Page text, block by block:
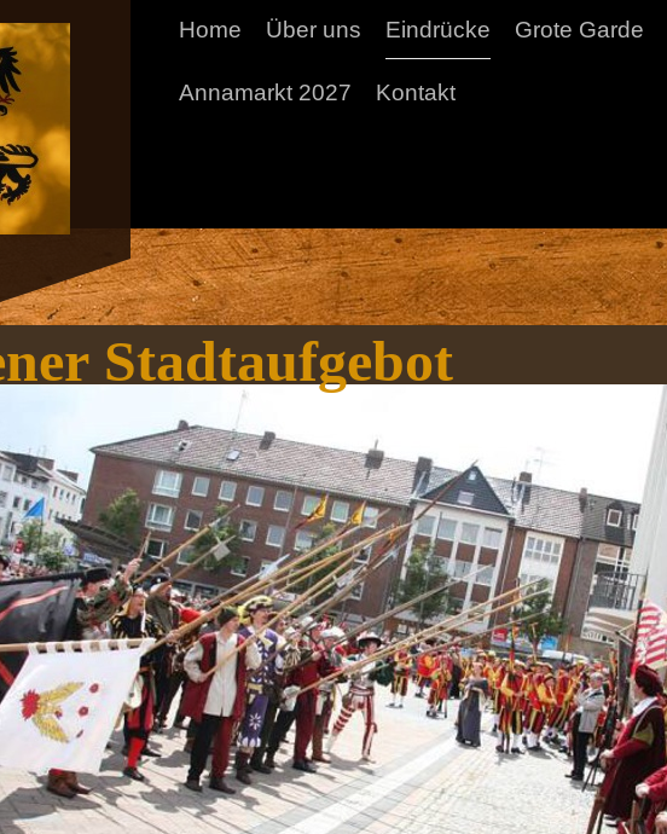
Home Über uns Eindrücke Grote Garde
Annamarkt 2027 Kontakt
Stadtaufgebot